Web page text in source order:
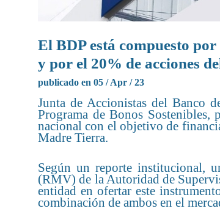
El BDP está compuesto
y por el 20% de acciones
publicado en 05 / Apr / 23
Junta de Accionistas del Banco
Programa de Bonos
nacional con el objetivo de
Madre Tierra.
Según un reporte institucional,
(RMV) de la Autoridad de
entidad en ofertar este
combinación de ambos en el